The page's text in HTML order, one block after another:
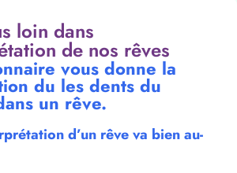
loin dans
de nos rêves
vous donne la
du les dents du
un rêve.
d’un rêve va bien au-